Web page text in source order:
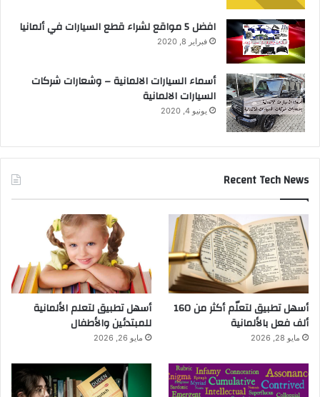
افضل 5 مواقع لشراء قطع السيارات في ألمانيا
فبراير 8, 2020
أسماء السيارات الالمانية – وشعارات شركات
السيارات الالمانية
يونيو 4, 2020
Recent Tech News
أسهل تطبيق لتعلّم أكثر من 160
ألف فعل بالألمانية
مايو 28, 2026
أسهل تطبيق لتعلم الألمانية
للمبتدئين والأطفال
مايو 26, 2026